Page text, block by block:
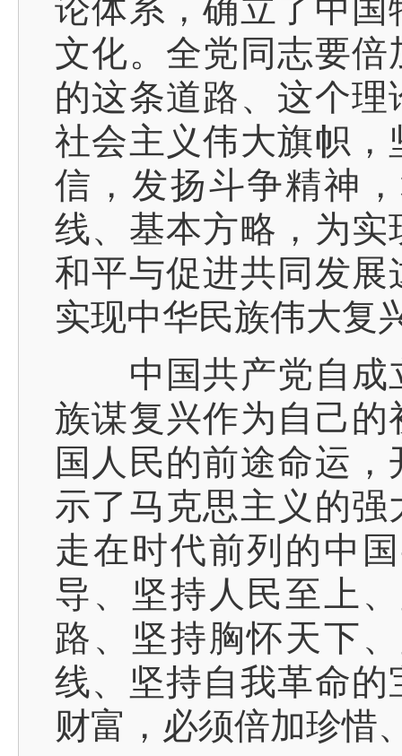
文化。全党同志要
的这条道路、这个
社会主义伟大旗帜
信，发扬斗争精神
线、基本方略，为
和平与促进共同发
实现中华民族伟大复
中国共产党自成
族谋复兴作为自己
国人民的前途命运
示了马克思主义的
走在时代前列的中
导、坚持人民至上
路、坚持胸怀天下
线、坚持自我革命
财富，必须倍加珍惜